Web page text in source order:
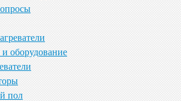
оборудование
пол